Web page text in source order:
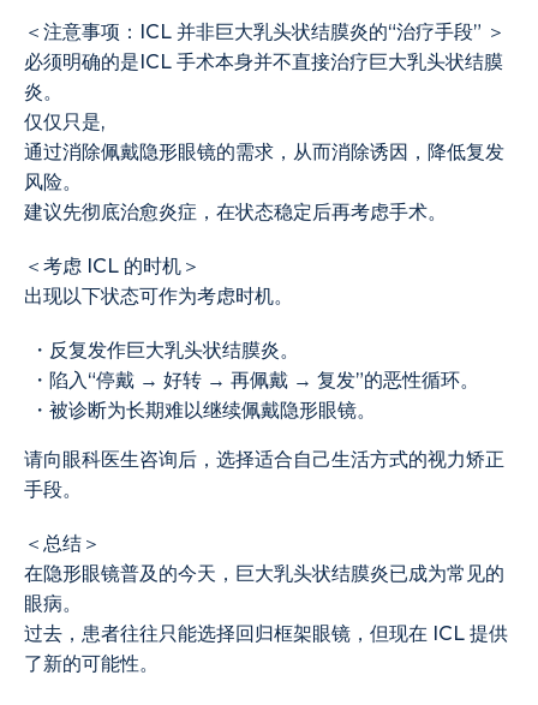
＜注意事项：ICL 并非巨大乳头状结膜炎的“治疗手段” ＞
必须明确的是ICL 手术本身并不直接治疗巨大乳头状结膜
炎。
仅仅只是,
通过消除佩戴隐形眼镜的需求，从而消除诱因，降低复发
风险。
建议先彻底治愈炎症，在状态稳定后再考虑手术。
＜考虑 ICL 的时机＞
出现以下状态可作为考虑时机。
・反复发作巨大乳头状结膜炎。
・陷入“停戴 → 好转 → 再佩戴 → 复发”的恶性循环。
・被诊断为长期难以继续佩戴隐形眼镜。
请向眼科医生咨询后，选择适合自己生活方式的视力矫正
手段。
＜总结＞
在隐形眼镜普及的今天，巨大乳头状结膜炎已成为常见的
眼病。
过去，患者往往只能选择回归框架眼镜，但现在 ICL 提供
了新的可能性。